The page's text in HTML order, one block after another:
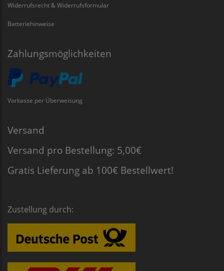
Widerrufsrecht & Widerrufsformular
Batteriehinweise
Zahlungsmöglichkeiten
Vorkasse per Überweisung
Versand
Versand pro Bestellung: 5,00€
Gratis Lieferung ab 100€ Bestellwert!
Zustellung durch: